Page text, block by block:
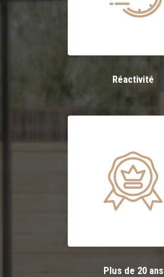
Réactivité
Plus de 20 ans